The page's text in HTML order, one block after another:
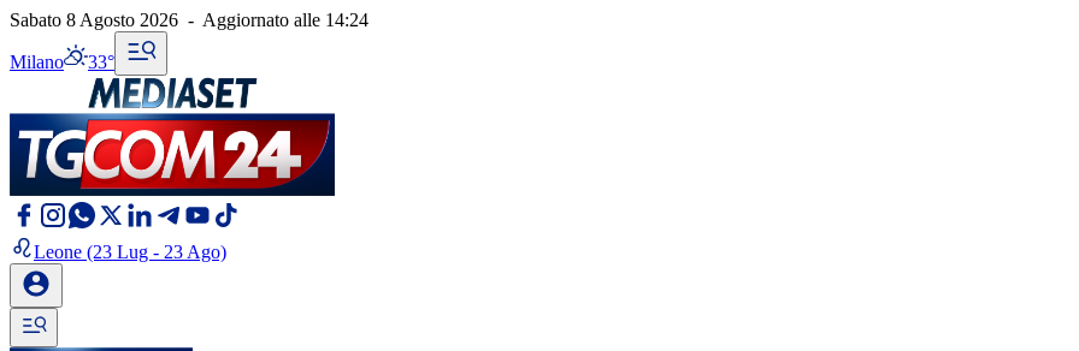
Sabato 8 Agosto 2026 - Aggiornato alle 14:24
Milano 33°
Leone (23 Lug - 23 Ago)